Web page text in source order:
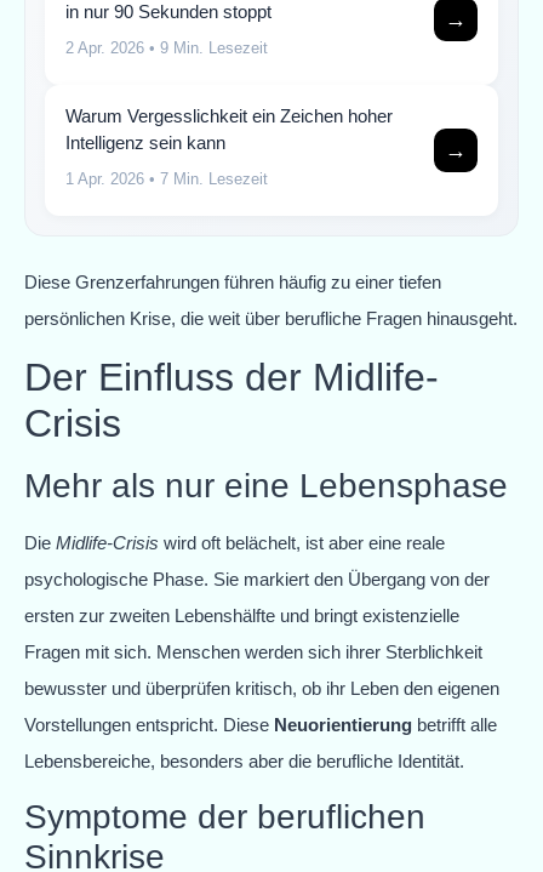
in nur 90 Sekunden stoppt
2 Apr. 2026 • 9 Min. Lesezeit
→
Warum Vergesslichkeit ein Zeichen hoher
Intelligenz sein kann
1 Apr. 2026 • 7 Min. Lesezeit
→
Diese Grenzerfahrungen führen häufig zu einer tiefen
persönlichen Krise, die weit über berufliche Fragen hinausgeht.
Der Einfluss der Midlife-
Crisis
Mehr als nur eine Lebensphase
Die Midlife-Crisis wird oft belächelt, ist aber eine reale
psychologische Phase. Sie markiert den Übergang von der
ersten zur zweiten Lebenshälfte und bringt existenzielle
Fragen mit sich. Menschen werden sich ihrer Sterblichkeit
bewusster und überprüfen kritisch, ob ihr Leben den eigenen
Vorstellungen entspricht. Diese Neuorientierung betrifft alle
Lebensbereiche, besonders aber die berufliche Identität.
Symptome der beruflichen
Sinnkrise